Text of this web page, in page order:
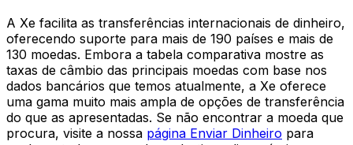
A Xe facilita as transferências internacionais de dinheiro,
oferecendo suporte para mais de 190 países e mais de
130 moedas. Embora a tabela comparativa mostre as
taxas de câmbio das principais moedas com base nos
dados bancários que temos atualmente, a Xe oferece
uma gama muito mais ampla de opções de transferência
do que as apresentadas. Se não encontrar a moeda que
procura, visite a nossa página Enviar Dinheiro para